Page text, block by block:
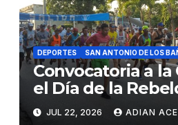
DEPORTES SAN ANTONIO DE LOS
Convocatoria a la
el Día de la
JUL 22, 2026 ADIAN